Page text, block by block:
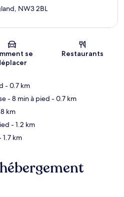
Carte
NW3 2BL
se
Restaurants
- 0.7 km
- 8 min à pied - 0.7 km
km
- 1.2 km
1.7 km